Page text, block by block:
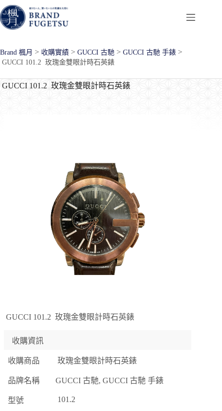
跳
至
主
內
容
Brand 楓月 > 收購實績 > GUCCI 古馳 > GUCCI 古馳 手錶 >
GUCCI 101.2 玫瑰金雙眼計時石英錶
GUCCI 101.2 玫瑰金雙眼計時石英錶
GUCCI 101.2 玫瑰金雙眼計時石英錶
收購資訊
收購商品 玫瑰金雙眼計時石英錶
品牌名稱 GUCCI 古馳, GUCCI 古馳 手錶
型號 101.2